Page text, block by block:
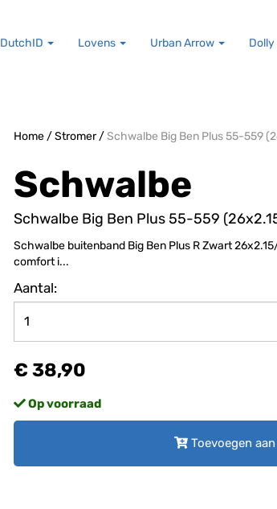
DutchID Lovens Urban Arrow Dolly
Home/Stromer/Schwalbe Big Ben Plus 55-559
Schwalbe
Schwalbe Big Ben Plus 55-559
Schwalbe buitenband Big Ben Plus R Zwart
comfort i...
Aantal:
€ 38,90
Op voorraad
Toevoegen